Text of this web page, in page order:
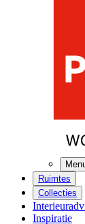
Ruimtes
Collecties
Inspiratie